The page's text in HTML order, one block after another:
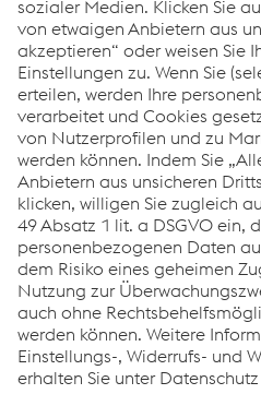
Wie können wir
Wenn Sie Fragen haben oder
benötigen, können Sie sich
wenden.
Wir helfen Ihnen gerne weiter!
KONTAKTIEREN SIE UNS
Links
Systemlösungen